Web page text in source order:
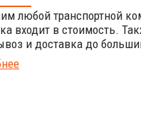
любой транспортной
входит в стоимость.
и доставка до